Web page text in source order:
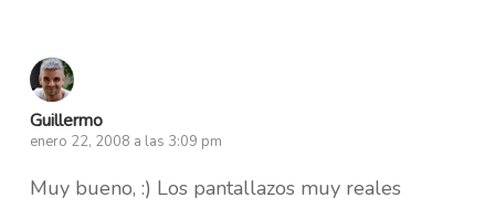
Guillermo
enero 22, 2008 a las 3:09 pm
Muy bueno, :) Los pantallazos muy reales